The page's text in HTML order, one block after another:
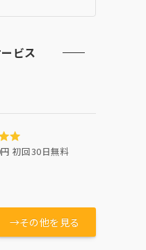
ビス
初回30日無料
→その他を見る